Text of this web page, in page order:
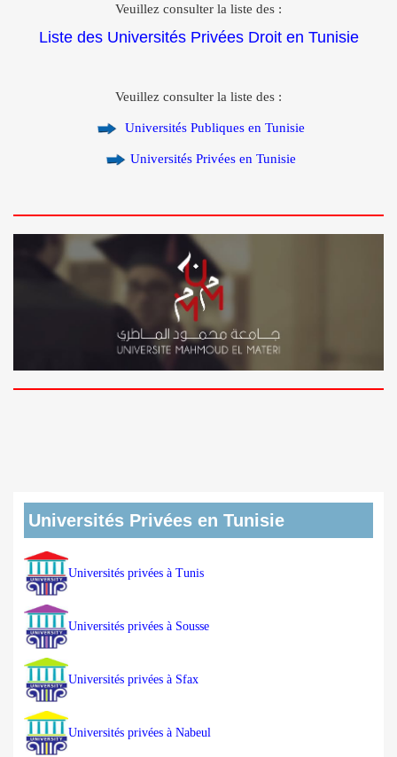
Veuillez consulter la liste des :
Liste des Universités Privées Droit en Tunisie
Veuillez consulter la liste des :
Universités Publiques en Tunisie
Universités Privées en Tunisie
Universités Privées en Tunisie
Universités privées à Tunis
Universités privées à Sousse
Universités privées à Sfax
Universités privées à Nabeul